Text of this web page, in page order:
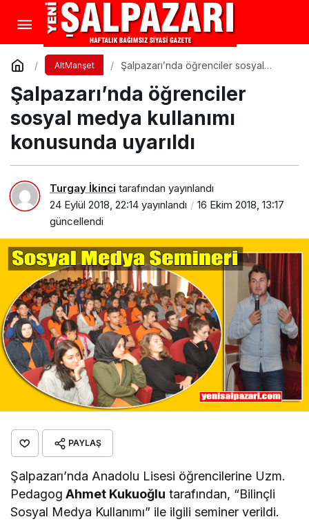
AltManşet
Şalpazarı’nda öğrenciler sosyal
Şalpazarı’nda öğrenciler
sosyal medya kullanımı
konusunda uyarıldı
Turgay İkinci tarafından yayınlandı
24 Eylül 2018, 22:14 yayınlandı
16 Ekim 2018, 13:17
güncellendi
PAYLAŞ
Şalpazarı’nda Anadolu Lisesi öğrencilerine Uzm.
Pedagog Ahmet Kukuoğlu tarafından, “Bilinçli
Sosyal Medya Kullanımı” ile ilgili seminer verildi.